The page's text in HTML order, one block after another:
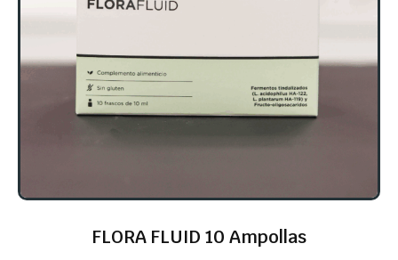
FLORA FLUID 10 Ampollas